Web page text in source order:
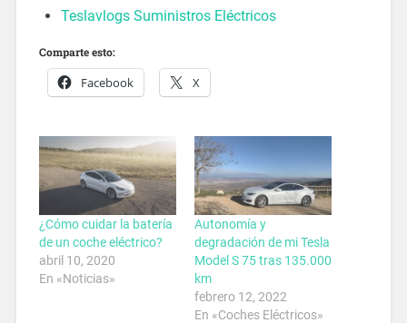
Teslavlogs Suministros Eléctricos
Comparte esto:
Facebook X
¿Cómo cuidar la batería
de un coche eléctrico?
abril 10, 2020
En «Noticias»
Autonomía y
degradación de mi Tesla
Model S 75 tras 135.000
km
febrero 12, 2022
En «Coches Eléctricos»